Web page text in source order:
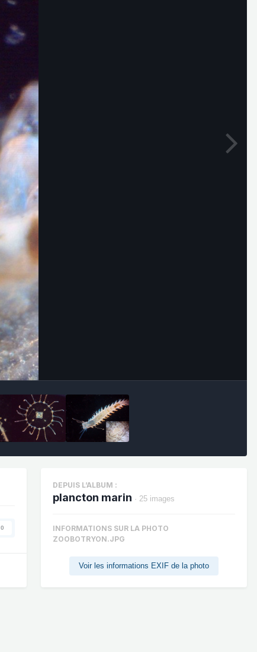
0
DEPUIS L’ALBUM :
plancton marin · 25 images
INFORMATIONS SUR LA PHOTO
ZOOBOTRYON.JPG
Voir les informations EXIF de la photo